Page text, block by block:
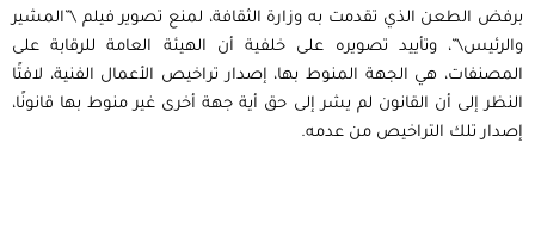
برفض الطعن الذي تقدمت به وزارة الثقافة، لمنع تصوير فيلم \”المشير
والرئيس\”، وتأييد تصويره على خلفية أن الهيئة العامة للرقابة على
المصنفات، هي الجهة المنوط بها، إصدار تراخيص الأعمال الفنية، لافتًا
النظر إلى أن القانون لم يشر إلى حق أية جهة أخرى غير منوط بها قانونًا،
إصدار تلك التراخيص من عدمه.